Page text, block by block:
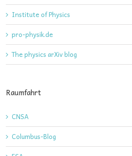
Institute of Physics
pro-physik.de
The physics arXiv blog
Raumfahrt
CNSA
Columbus-Blog